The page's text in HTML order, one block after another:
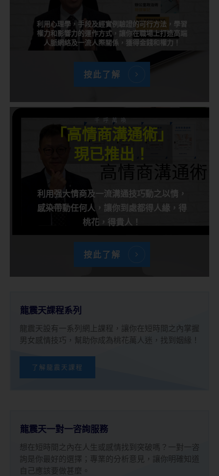
利用心理學，手段及經實例驗證的可行方法，學習
權力和影響力的運作方式，讓你在職場上打造高端
人脈網絡及一流人際關係，獲得金錢和權力！
按此了解
千呼萬喚
「高情商溝通術」
現已推出！
利用强大情商及一流溝通技巧動之以情，
感染帶動任何人，讓你到處都得人緣，得
桃花，得貴人！
按此了解
龍震天課程系列
龍震天設有一系列網上課程，讓你在短時間之內掌握
男女感情技巧，幫助你成為桃花萬人迷，找到姻緣！
了解龍震天課程
龍震天一對一咨詢服務
想在短時間之內在人生或感情找到突破嗎？一對一咨
詢是你最好的選擇；專業的分析意見，讓你明確知道
自己應該要做甚麼。